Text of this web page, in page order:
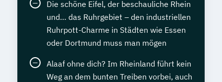
Die schöne Eifel, der beschauliche Rhein
und… das Ruhrgebiet – den industriellen
Ruhrpott-Charme in Städten wie Essen
oder Dortmund muss man mögen
Alaaf ohne dich? Im Rheinland führt kein
Weg an dem bunten Treiben vorbei, auch